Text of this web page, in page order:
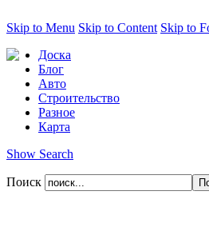
Skip to Menu Skip to Content Skip to
Доска
Блог
Авто
Строительство
Разное
Карта
Show Search
Поиск